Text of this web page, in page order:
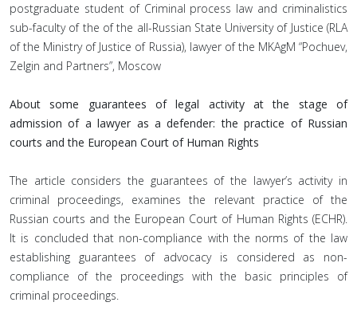
postgraduate student of Criminal process law and criminalistics
sub-faculty of the of the all-Russian State University of Justice (RLA
of the Ministry of Justice of Russia), lawyer of the MKAgM “Pochuev,
Zelgin and Partners”, Moscow
About some guarantees of legal activity at the stage of
admission of a lawyer as a defender: the practice of Russian
courts and the European Court of Human Rights
The article considers the guarantees of the lawyer’s activity in
criminal proceedings, examines the relevant practice of the
Russian courts and the European Court of Human Rights (ECHR).
It is concluded that non-compliance with the norms of the law
establishing guarantees of advocacy is considered as non-
compliance of the proceedings with the basic principles of
criminal proceedings.